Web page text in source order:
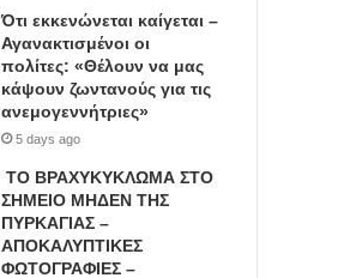
Ότι εκκενώνεται καίγεται –
Αγανακτισμένοι οι
πολίτες: «Θέλουν να μας
κάψουν ζωντανούς για τις
ανεμογεννήτριες»
5 days ago
ΤΟ ΒΡΑΧΥΚΥΚΛΩΜΑ ΣΤΟ
ΣΗΜΕΙΟ ΜΗΔΕΝ ΤΗΣ
ΠΥΡΚΑΓΙΑΣ –
ΑΠΟΚΑΛΥΠΤΙΚΕΣ
ΦΩΤΟΓΡΑΦΙΕΣ –